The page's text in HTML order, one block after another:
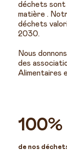
déchets sont
matière .
déchets
2030.
Nous
des
Alimentaires
100%
de nos